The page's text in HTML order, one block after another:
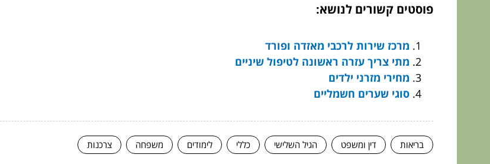
פוסטים קשורים לנושא:
מרכז שירות לרכבי מאזדה ופורד
מתי צריך עזרה ראשונה לטיפול שיניים
מחירי מזרני ילדים
סוגי שערים חשמליים
בריאות דין ומשפט הגיל השלישי כללי לימודים משפחה צרכנות